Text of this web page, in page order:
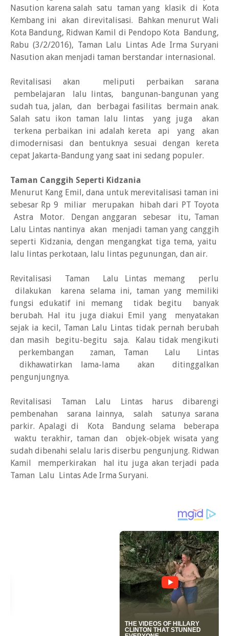
Nasution karena salah satu taman yang klasik di Kota
Kembang ini akan direvitalisasi. Bahkan menurut Wali
Kota Bandung, Ridwan Kamil di Pendopo Kota Bandung,
Rabu (3/2/2016), Taman Lalu Lintas Ade Irma Suryani
Nasution akan menjadi taman berstandar internasional.
Revitalisasi akan meliputi perbaikan sarana
pembelajaran lalu lintas, bangunan-bangunan yang
sudah tua, jalan, dan berbagai fasilitas bermain anak.
Salah satu ikon taman lalu lintas yang juga akan
terkena perbaikan ini adalah kereta api yang akan
dimodernisasi dan bentuknya sesuai dengan kereta
cepat Jakarta-Bandung yang saat ini sedang populer.
Taman Canggih Seperti Kidzania
Menurut Kang Emil, dana untuk merevitalisasi taman ini
sebesar Rp 9 miliar merupakan hibah dari PT Toyota
Astra Motor. Dengan anggaran sebesar itu, Taman
Lalu Lintas nantinya akan menjadi taman yang canggih
seperti Kidzania, dengan mengangkat tiga tema, yaitu
lalu lintas perkotaan, lalu lintas pegunungan, dan air.
Revitalisasi Taman Lalu Lintas memang perlu
dilakukan karena selama ini, taman yang memiliki
fungsi edukatif ini memang tidak begitu banyak
berubah. Hal itu juga diakui Emil yang menyatakan
sejak ia kecil, Taman Lalu Lintas tidak pernah berubah
dan masih  begitu-begitu saja. Kalau tidak mengikuti
perkembangan zaman, Taman Lalu Lintas
dikhawatirkan lama-lama akan ditinggalkan
pengunjungnya.
Revitalisasi Taman Lalu Lintas harus dibarengi
pembenahan sarana lainnya, salah satunya sarana
parkir. Apalagi di Kota Bandung selama beberapa
waktu terakhir, taman dan objek-objek wisata yang
sudah dibenahi selalu laris diserbu pengunjung. Ridwan
Kamil  memperkirakan hal itu juga akan terjadi pada
Taman Lalu Lintas Ade Irma Suryani.